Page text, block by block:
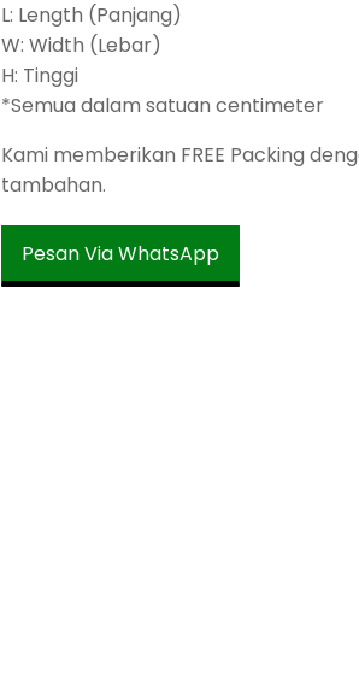
L: Length (Panjang)
W: Width (Lebar)
H: Tinggi
*Semua dalam satuan centimeter
Kami memberikan FREE Packing
tambahan.
Pesan Via WhatsApp